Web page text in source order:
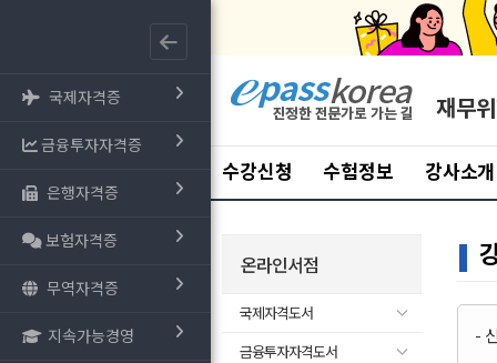
국제자격증
금융투자자격증
은행자격증
보험자격증
무역자격증
지속가능경영
재무
수강신청 수험정보 강사소개
온라인서점
국제자격도서
금융투자자격도서
-